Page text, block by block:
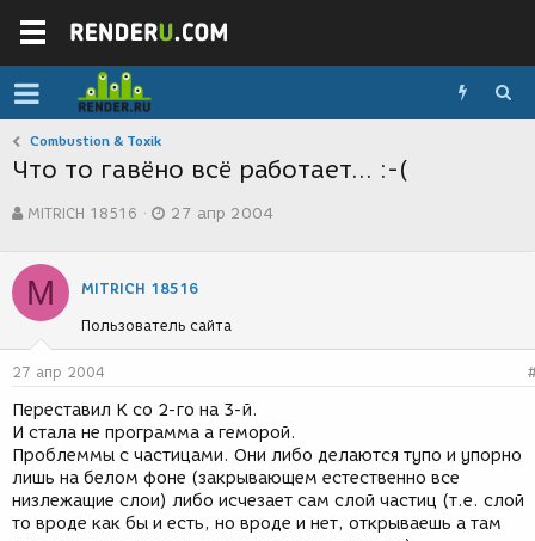
Combustion & Toxik
Что то гавёно всё работает... :-(
в
о
р
т
е
м
ы
MITRICH 18516
а
с
з
д
и
я
27 апр 2004
M MITRICH 18516
Пользователь сайта
27 апр 2004
Переставил К со 2-го на 3-й.
И стала не программа а геморой.
Проблеммы с частицами. Они либо делаются тупо и упорно
лишь на белом фоне (закрывающем естественно все
низлежащие слои) либо исчезает сам слой частиц (т.е. слой
то вроде как бы и есть, но вроде и нет, открываешь а там